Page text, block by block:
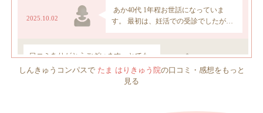
しんきゅうコンパスで たま はりきゅう院の口コミ・感想をもっと
見る